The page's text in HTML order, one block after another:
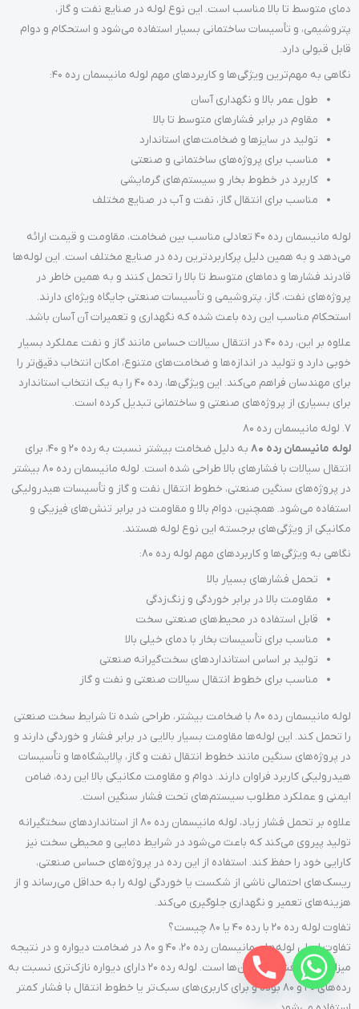
دمای متوسط تا بالا مناسب است. این نوع لوله در صنایع نفت و گاز،
پتروشیمی، و تأسیسات ساختمانی بسیار استفاده می‌شود و استحکام و دوام
قابل قبولی دارد.
نگاهی به مهم‌ترین ویژگی‌ها و کاربردهای مهم لوله مانیسمان رده 40:
طول عمر بالا و نگهداری آسان
مقاوم در برابر فشارهای متوسط تا بالا
تولید در سایزها و ضخامت‌های استاندارد
مناسب برای پروژه‌های ساختمانی و صنعتی
کاربرد در خطوط بخار و سیستم‌های گرمایشی
مناسب برای انتقال گاز، نفت و آب در صنایع مختلف
لوله مانیسمان رده 40 تعادلی مناسب بین ضخامت، مقاومت و قیمت ارائه
می‌دهد و به همین دلیل پرکاربردترین رده در صنایع مختلف است. این لوله‌ها
قادرند فشارها و دماهای متوسط تا بالا را تحمل کنند و به همین خاطر در
پروژه‌های نفت، گاز، پتروشیمی و تأسیسات صنعتی جایگاه ویژه‌ای دارند.
استحکام مناسب این رده باعث شده که نگهداری و تعمیرات آن آسان باشد.
علاوه بر این، رده 40 در انتقال سیالات حساس مانند گاز و نفت عملکرد بسیار
خوبی دارد و تولید در اندازه‌ها و ضخامت‌های متنوع، امکان انتخاب دقیق‌تر را
برای مهندسان فراهم می‌کند. این ویژگی‌ها، رده 40 را به یک انتخاب استاندارد
برای بسیاری از پروژه‌های صنعتی و ساختمانی تبدیل کرده است.
7. لوله مانیسمان رده 80
لوله مانیسمان رده 80
به دلیل ضخامت بیشتر نسبت به رده 20 و 40، برای
انتقال سیالات با فشارهای بالا طراحی شده است. لوله مانیسمان رده 80 بیشتر
در پروژه‌های سنگین صنعتی، خطوط انتقال نفت و گاز و تأسیسات هیدرولیکی
استفاده می‌شود. همچنین، دوام بالا و مقاومت در برابر تنش‌های فیزیکی و
مکانیکی از ویژگی‌های برجسته این نوع لوله هستند.
نگاهی به ویژگی‌ها و کاربردهای مهم لوله رده 80:
تحمل فشارهای بسیار بالا
مقاومت بالا در برابر خوردگی و زنگ‌زدگی
قابل استفاده در محیط‌های صنعتی سخت
مناسب برای تأسیسات بخار با دمای خیلی بالا
تولید بر اساس استانداردهای سخت‌گیرانه صنعتی
مناسب برای خطوط انتقال سیالات صنعتی و نفت و گاز
لوله مانیسمان رده 80 با ضخامت بیشتر، طراحی شده تا شرایط سخت صنعتی
را تحمل کند. این لوله‌ها مقاومت بسیار بالایی در برابر فشار و خوردگی دارند و
در پروژه‌های سنگین مانند خطوط انتقال نفت و گاز، پالایشگاه‌ها و تأسیسات
هیدرولیکی کاربرد فراوان دارند. دوام و مقاومت مکانیکی بالا این رده، ضامن
ایمنی و عملکرد مطلوب سیستم‌های تحت فشار سنگین است.
علاوه بر تحمل فشار زیاد، لوله مانیسمان رده 80 از استانداردهای سختگیرانه
تولید پیروی می‌کند که باعث می‌شود در شرایط دمایی و محیطی سخت نیز
کارایی خود را حفظ کند. استفاده از این رده در پروژه‌های حساس صنعتی،
ریسک‌های احتمالی ناشی از شکست یا خوردگی لوله را به حداقل می‌رساند و از
هزینه‌های تعمیر و نگهداری جلوگیری می‌کند.
تفاوت لوله رده ۲۰ با رده ۴۰ یا ۸۰ چیست؟
تفاوت اصلی لوله‌های مانیسمان رده ۲۰، ۴۰ و ۸۰ در ضخامت دیواره و در نتیجه
میزان تحمل فشار کاری آن‌ها است. لوله رده ۲۰ دارای دیواره نازک‌تری نسبت به
رده‌های ۴۰ و ۸۰ بوده و برای کاربری‌های سبک‌تر یا خطوط انتقال با فشار کمتر